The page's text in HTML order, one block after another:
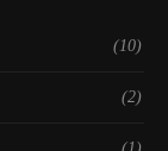
(10)
(2)